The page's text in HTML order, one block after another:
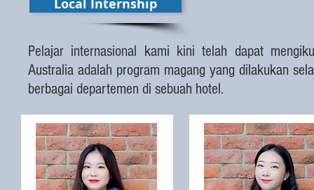
Local Internship
Pelajar internasional kami kini telah dapat
Australia adalah program magang yang dilakukan
berbagai departemen di sebuah hotel.